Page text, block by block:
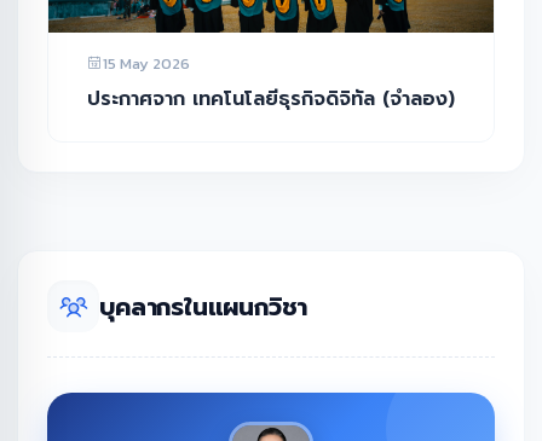
15 May 2026
ประกาศจาก เทคโนโลยีธุรกิจดิจิทัล (จำลอง)
บุคลากรในแผนกวิชา